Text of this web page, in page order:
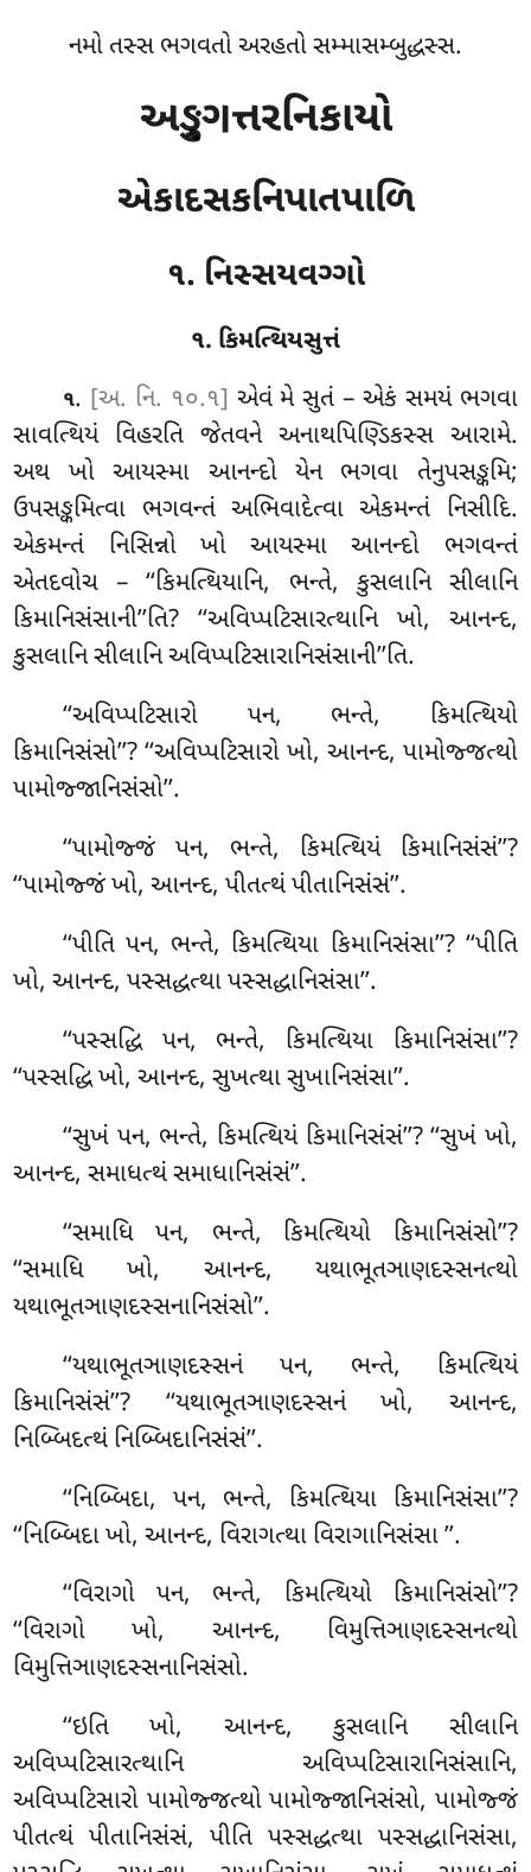
નમો તસ્સ ભગવતો અરહતો સમ્માસમ્બુદ્ધસ્સ.
અઙ્ગુત્તરનિકાયો
એકાદસકનિપાતપાળિ
૧. નિસ્સયવગ્ગો
૧. કિમત્થિયસુત્તં
૧. [અ. નિ. ૧૦.૧] એવં મે સુતં – એકં સમયં ભગવા
સાવત્થિયં વિહરતિ જેતવને અનાથપિણ્ડિકસ્સ આરામે.
અથ ખો આયસ્મા આનન્દો યેન ભગવા તેનુપસઙ્કમિ;
ઉપસઙ્કમિત્વા ભગવન્તં અભિવાદેત્વા એકમન્તં નિસીદિ.
એકમન્તં નિસિન્નો ખો આયસ્મા આનન્દો ભગવન્તં
એતદવોચ – ‘‘કિમત્થિયાનિ, ભન્તે, કુસલાનિ સીલાનિ
કિમાનિસંસાની’’તિ? ‘‘અવિપ્પટિસારત્થાનિ ખો, આનન્દ,
કુસલાનિ સીલાનિ અવિપ્પટિસારાનિસંસાની’’તિ.
‘‘અવિપ્પટિસારો પન, ભન્તે, કિમત્થિયો
કિમાનિસંસો’’? ‘‘અવિપ્પટિસારો ખો, આનન્દ, પામોજ્જત્થો
પામોજ્જાનિસંસો’’.
‘‘પામોજ્જં પન, ભન્તે, કિમત્થિયં કિમાનિસંસં’’?
‘‘પામોજ્જં ખો, આનન્દ, પીતત્થં પીતાનિસંસં’’.
‘‘પીતિ પન, ભન્તે, કિમત્થિયા કિમાનિસંસા’’? ‘‘પીતિ
ખો, આનન્દ, પસ્સદ્ધત્થા પસ્સદ્ધાનિસંસા’’.
‘‘પસ્સદ્ધિ પન, ભન્તે, કિમત્થિયા કિમાનિસંસા’’?
‘‘પસ્સદ્ધિ ખો, આનન્દ, સુખત્થા સુખાનિસંસા’’.
‘‘સુખં પન, ભન્તે, કિમત્થિયં કિમાનિસંસં’’? ‘‘સુખં ખો,
આનન્દ, સમાધત્થં સમાધાનિસંસં’’.
‘‘સમાધિપન, ભન્તે, કિમત્થિયો કિમાનિસંસો’’?
‘‘સમાધિ ખો, આનન્દ, યથાભૂતઞાણદસ્સનત્થો
યથાભૂતઞાણદસ્સનાનિસંસો’’.
‘‘યથાભૂતઞાણદસ્સનં પન, ભન્તે, કિમત્થિયં
કિમાનિસંસં’’? ‘‘યથાભૂતઞાણદસ્સનં ખો, આનન્દ,
નિબ્બિદત્થં નિબ્બિદાનિસંસં’’.
‘‘નિબ્બિદા, પન, ભન્તે, કિમત્થિયા કિમાનિસંસા’’?
‘‘નિબ્બિદા ખો, આનન્દ, વિરાગત્થા વિરાગાનિસંસા’’.
‘‘વિરાગો પન, ભન્તે, કિમત્થિયો કિમાનિસંસો’’?
‘‘વિરાગો ખો, આનન્દ, વિમુત્તિઞાણદસ્સનત્થો
વિમુત્તિઞાણદસ્સનાનિસંસો.
‘‘ઇતિ ખો, આનન્દ, કુસલાનિ સીલાનિ
અવિપ્પટિસારત્થાનિ અવિપ્પટિસારાનિસંસાનિ,
અવિપ્પટિસારો પામોજ્જત્થો પામોજ્જાનિસંસો, પામોજ્જં
પીતત્થં પીતાનિસંસં, પીતિ પસ્સદ્ધત્થા પસ્સદ્ધાનિસંસા,